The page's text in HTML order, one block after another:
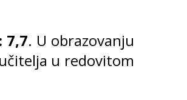
7,7. U obrazovanju
u redovitom